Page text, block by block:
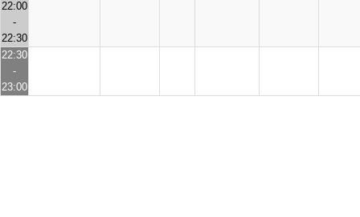
22:00
-
22:30
22:30
-
23:00